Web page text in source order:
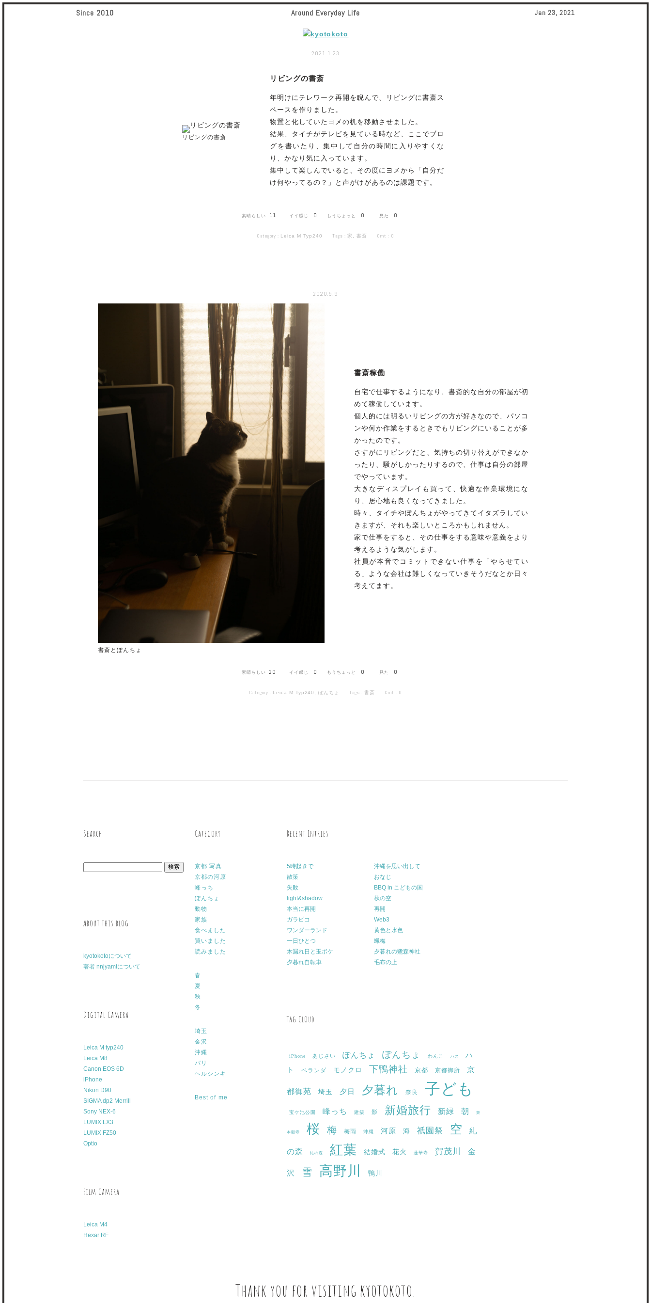
Since 2010 Around Everyday Life Jan 23, 2021
2021.1.23
リビングの書斎
リビングの書斎
年明けにテレワーク再開を睨んで、リビングに書斎ス
ペースを作りました。
物置と化していたヨメの机を移動させました。
結果、タイチがテレビを見ている時など、ここでブロ
グを書いたり、集中して自分の時間に入りやすくな
り、かなり気に入っています。
集中して楽しんでいると、その度にヨメから「自分だ
け何やってるの？」と声がけがあるのは課題です。
11 0 0 0
Category : Leica M Typ240 Tags : 家 書斎 Cmt : 0
2020.5.9
書斎とぽんちょ
書斎稼働
自宅で仕事するようになり、書斎的な自分の部屋が初
めて稼働しています。
個人的には明るいリビングの方が好きなので、パソコ
ンや何か作業をするときでもリビングにいることが多
かったのです。
さすがにリビングだと、気持ちの切り替えができなか
ったり、騒がしかったりするので、仕事は自分の部屋
でやっています。
大きなディスプレイも買って、快適な作業環境にな
り、居心地も良くなってきました。
時々、タイチやぽんちょがやってきてイタズラしてい
きますが、それも楽しいところかもしれません。
家で仕事をすると、その仕事をする意味や意義をより
考えるような気がします。
社員が本音でコミットできない仕事を「やらせてい
る」ような会社は難しくなっていきそうだなとか日々
考えてます。
20 0 0 0
Category : Leica M Typ240 ,ぽんちょ Tags :書斎 Cmt : 0
Search
About this blog
kyotokotoについて
著者 nnjyamiについて
Digital Camera
Leica M typ240
Leica M8
Canon EOS 6D
iPhone
Nikon D90
SIGMA dp2 Merrill
Sony NEX-6
LUMIX LX3
LUMIX FZ50
Optio
Film Camera
Leica M4
Hexar RF
Category
京都 写真
京都の河原
峰っち
ぽんちょ
動物
家族
食べました
買いました
読みました
春
夏
秋
冬
埼玉
金沢
沖縄
パリ
ヘルシンキ
Best of me
Recent Entries
5時起きで
沖縄を思い出して
散策
おなじ
失敗
BBQ in こどもの国
light&shadow
秋の空
本当に再開
再開
ガラピコ
Web3
ワンダーランド
黄色と水色
一日ひとつ
蝋梅
木漏れ日と玉ボケ
夕暮れの鷺森神社
夕暮れ自転車
毛布の上
Tag Cloud
iPhone あじさい ぽんちょ ぽんちょ わんこ ハス
ハ
ト
ベランダ モノクロ 下鴨神社 京都 京都御所 京
都御苑 埼玉 夕日 夕暮れ 奈良 子ども
宝ケ池公園 峰っち 建築 影 新婚旅行 新緑 朝 東
本願寺 桜 梅 梅雨 沖縄 河原 海 祇園祭 空 糺
の森 糺の森 紅葉 結婚式 花火 蓮華寺 賀茂川 金
沢 雪 高野川 鴨川
Thank you for visiting kyotokoto.